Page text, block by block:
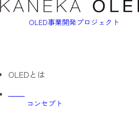
OLED事業開発プロジェクト
OLEDとは
コンセプト